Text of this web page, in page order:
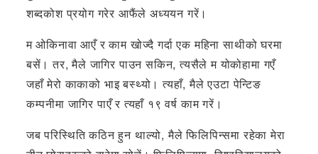
शब्दकोश प्रयोग गरेर आफैंले अध्ययन गरें।
म ओकिनावा आएँ र काम खोज्दै गर्दा एक महिना साथीको घरमा
बसें। तर, मैले जागिर पाउन सकिन, त्यसैले म योकोहामा गएँ
जहाँ मेरो काकाको भाइ बस्थ्यो। त्यहाँ, मैले एउटा पेन्टिङ
कम्पनीमा जागिर पाएँ र त्यहाँ १९ वर्ष काम गरें।
जब परिस्थिति कठिन हुन थाल्यो, मैले फिलिपिन्समा रहेका मेरा